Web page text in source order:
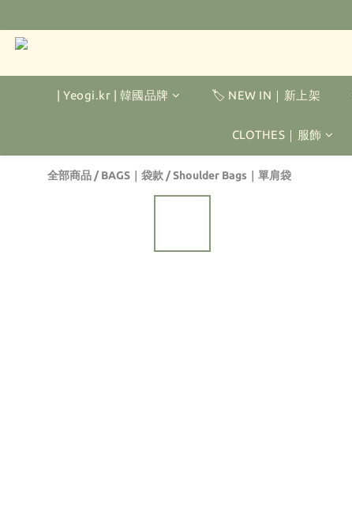
| Yeogi.kr | 韓國品牌 🏷️ NEW IN｜新上架
CLOTHES｜服飾
全部商品 /BAGS｜袋款 /Shoulder Bags｜單肩袋